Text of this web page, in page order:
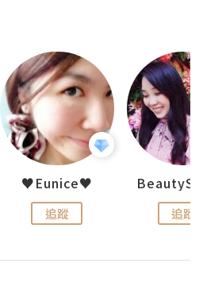
♥Eunice♥
追蹤 追蹤